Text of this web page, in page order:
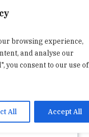
browsing experience,
and analyse our
you consent to our use of
All Accept All
sur
tout